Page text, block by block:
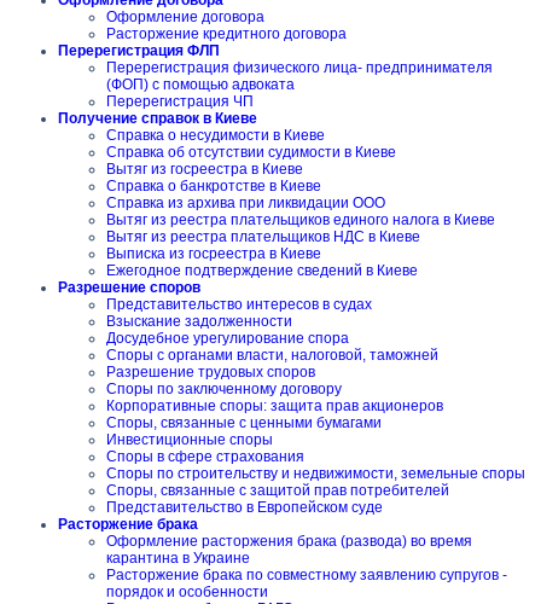
Оформление договора
Расторжение кредитного договора
Перерегистрация ФЛП
Перерегистрация физического лица- предпринимателя
(ФОП) с помощью адвоката
Перерегистрация ЧП
Получение справок в Киеве
Справка о несудимости в Киеве
Справка об отсутствии судимости в Киеве
Вытяг из госреестра в Киеве
Справка о банкротстве в Киеве
Справка из архива при ликвидации ООО
Вытяг из реестра плательщиков единого налога в Киеве
Вытяг из реестра плательщиков НДС в Киеве
Выписка из госреестра в Киеве
Ежегодное подтверждение сведений в Киеве
Разрешение споров
Представительство интересов в судах
Взыскание задолженности
Досудебное урегулирование спора
Споры с органами власти, налоговой, таможней
Разрешение трудовых споров
Споры по заключенному договору
Корпоративные споры: защита прав акционеров
Споры, связанные с ценными бумагами
Инвестиционные споры
Споры в сфере страхования
Споры по строительству и недвижимости, земельные споры
Споры, связанные с защитой прав потребителей
Представительство в Европейском суде
Расторжение брака
Оформление расторжения брака (развода) во время
карантина в Украине
Расторжение брака по совместному заявлению супругов -
порядок и особенности